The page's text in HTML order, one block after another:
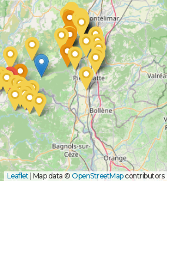
Leaflet Map data © OpenStreetMapcontributors